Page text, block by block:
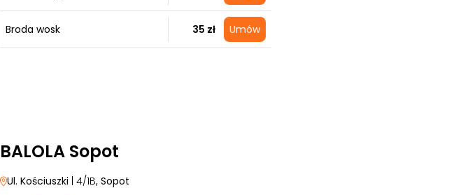
Broda wosk 35 zł Umów
BALOLA Sopot
Ul. Kościuszki | 4/1B, Sopot